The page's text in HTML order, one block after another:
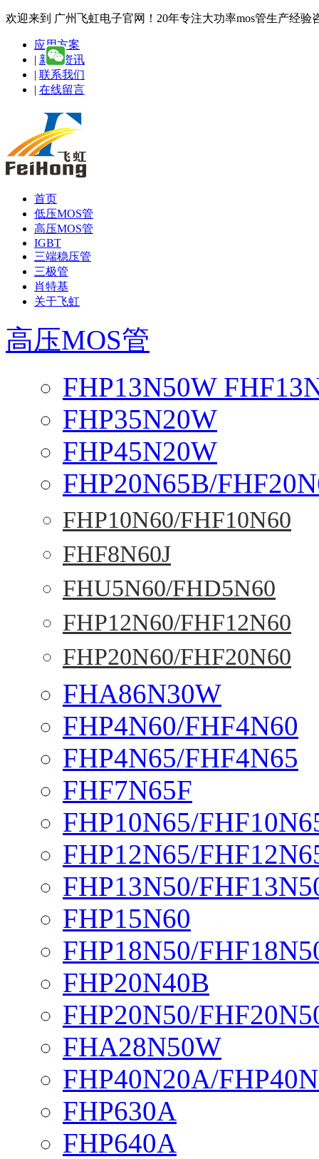
欢迎来到 广州飞虹电子官网！20年专注大功率mos管生产经验
应用方案
| 新闻资讯
| 联系我们
| 在线留言
首页
低压MOS管
高压MOS管
IGBT
三端稳压管
三极管
肖特基
关于飞虹
高压MOS管
FHP13N50W
FHP35N20W
FHP45N20W
FHP20N65B/
FHP10N60/FHF10N60
FHF8N60J
FHU5N60/FHD5N60
FHP12N60/FHF12N60
FHP20N60/FHF20N60
FHA86N30W
FHP4N60/FHF4N60
FHP4N65/FHF4N65
FHF7N65F
FHP10N65/
FHP12N65/
FHP13N50/
FHP15N60
FHP18N50/
FHP20N40B
FHP20N50/
FHA28N50W
FHP40N20A/
FHP630A
FHP640A